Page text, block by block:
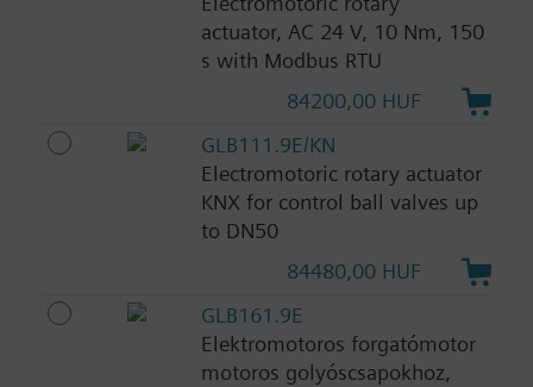
actuator, AC 24 V, 10 Nm, 150
s with Modbus RTU
84200,00 HUF
GLB111.9E/KN
Electromotoric rotary actuator
KNX for control ball valves up
to DN50
84480,00 HUF
GLB161.9E
Elektromotoros forgatómotor
motoros golyóscsapokhoz,